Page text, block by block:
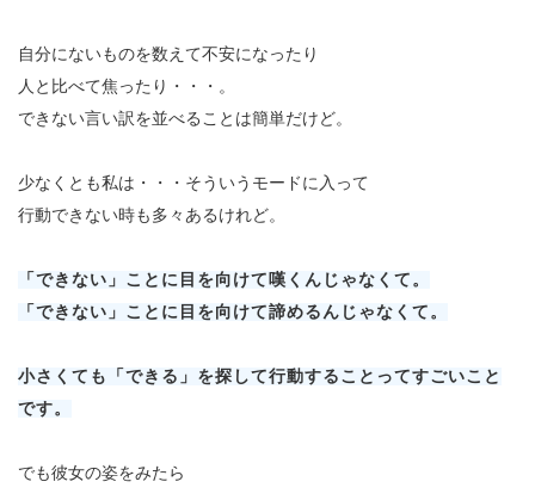
自分にないものを数えて不安になったり
人と比べて焦ったり・・・。
できない言い訳を並べることは簡単だけど。
少なくとも私は・・・ そういうモードに入って
行動できない時も多々あるけれど。
「できない」ことに目を向けて嘆くんじゃなくて。
「できない」ことに目を向けて諦めるんじゃなくて。
小さくても「できる」を探して行動することってすごいこと
です。
でも彼女の姿をみたら